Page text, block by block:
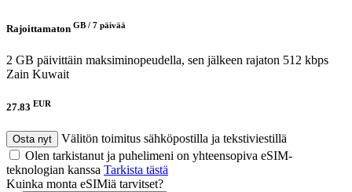
Rajoittamaton GB / 7 päivää
2 GB päivittäin maksiminopeudella, sen jälkeen rajaton 512 kbps
Zain Kuwait
27.83 EUR
Osta nyt
Välitön toimitus sähköpostilla ja tekstiviestillä
Olen tarkistanut ja puhelimeni on yhteensopiva eSIM-
teknologian kanssa Tarkista tästä
Kuinka monta eSIMiä tarvitset?